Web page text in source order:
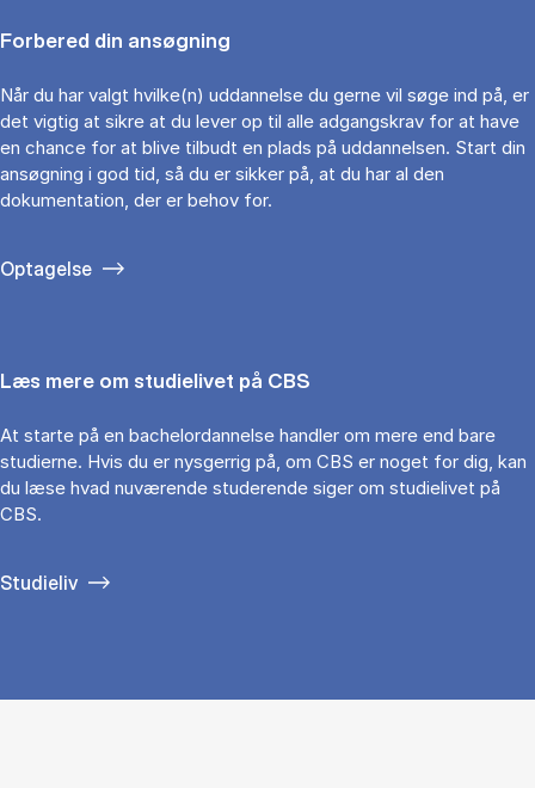
Forbered din ansøgning
Når du har valgt hvilke(n) uddannelse du gerne vil søge ind på, er
det vigtig at sikre at du lever op til alle adgangskrav for at have
en chance for at blive tilbudt en plads på uddannelsen. Start din
ansøgning i god tid, så du er sikker på, at du har al den
dokumentation, der er behov for.
Optagelse
Læs mere om studielivet på CBS
At starte på en bachelordannelse handler om mere end bare
studierne. Hvis du er nysgerrig på, om CBS er noget for dig, kan
du læse hvad nuværende studerende siger om studielivet på
CBS.
Studieliv